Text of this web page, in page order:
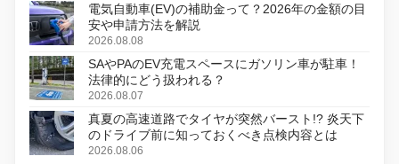
電気自動車(EV)の補助金って？2026年の金額の目
安や申請方法を解説
2026.08.08
SAやPAのEV充電スペースにガソリン車が駐車！
法律的にどう扱われる？
2026.08.07
真夏の高速道路でタイヤが突然バースト!? 炎天下
のドライブ前に知っておくべき点検内容とは
2026.08.06